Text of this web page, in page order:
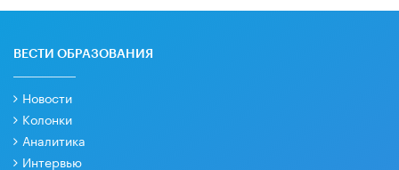
ВЕСТИ ОБРАЗОВАНИЯ
Новости
Колонки
Аналитика
Интервью